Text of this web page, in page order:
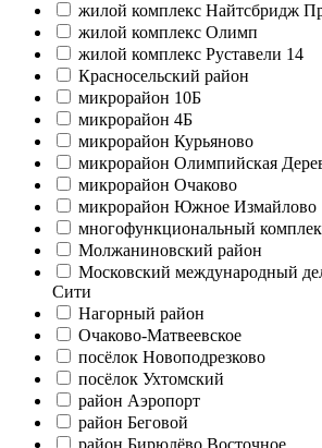
жилой комплекс Найтсбридж
жилой комплекс Олимп
жилой комплекс Руставели 14
Красносельский район
микрорайон 10Б
микрорайон 4Б
микрорайон Курьяново
микрорайон Олимпийская
микрорайон Очаково
микрорайон Южное Измайлово
многофункциональный
Молжаниновский район
Московский международный
Сити
Нагорный район
Очаково-Матвеевское
посёлок Новоподрезково
посёлок Ухтомский
район Аэропорт
район Беговой